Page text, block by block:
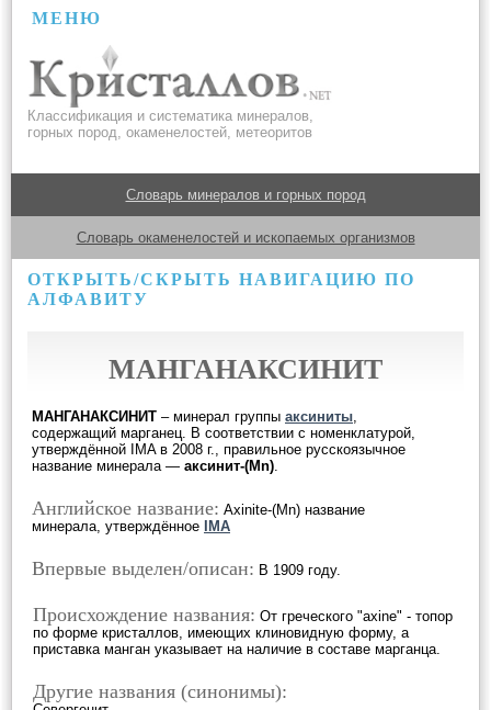
МЕНЮ
Классификация и систематика минералов,
горных пород, окаменелостей, метеоритов
Словарь минералов и горных пород
Словарь окаменелостей и ископаемых организмов
ОТКРЫТЬ/СКРЫТЬ НАВИГАЦИЮ ПО
АЛФАВИТУ
МАНГАНАКСИНИТ
МАНГАНАКСИНИТ – минерал группы аксиниты,
содержащий марганец. В соответствии с номенклатурой,
утверждённой IMA в 2008 г., правильное русскоязычное
название минерала — аксинит-(Mn).
Английское название: Axinite-(Mn) название
минерала, утверждённое
IMA
Впервые выделен/описан: В 1909 году.
Происхождение названия: От греческого "axine" - топор
по форме кристаллов, имеющих клиновидную форму, а
приставка манган указывает на наличие в составе марганца.
Другие названия (синонимы):